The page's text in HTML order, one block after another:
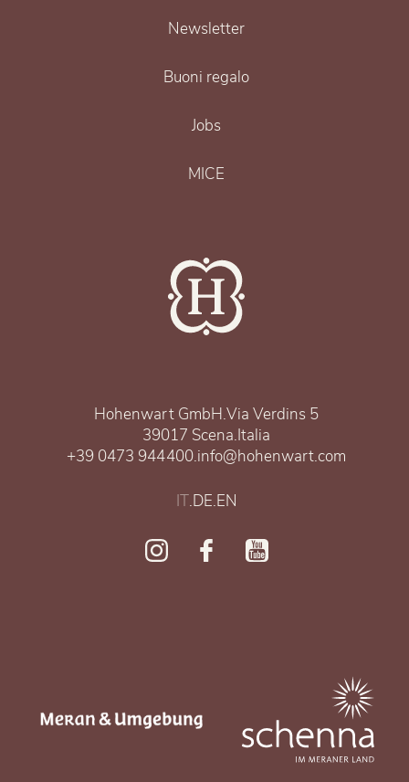
Newsletter
Buoni regalo
Jobs
MICE
Hohenwart GmbH.Via Verdins 5
39017 Scena.Italia
+39 0473 944400.info@hohenwart.com
IT.DE.EN